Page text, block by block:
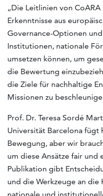
„Die Leitlinien von
Erkenntnisse aus
Governance-Optionen
Institutionen, nationale
umsetzen können, um
die Bewertung
die Ziele für nachhaltige
Missionen zu
Prof. Dr. Teresa Sordé
Universität Barcelona fügt
Bewegung, aber wir
um diese Ansätze fair und
Publikation gibt
und die Werkzeuge an